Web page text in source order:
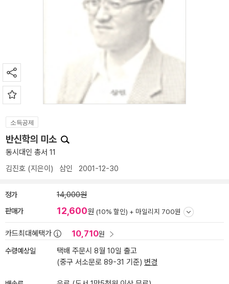
소득공제
반신학의 미소
동시대인 총서 11
김진호 (지은이) 삼인 2001-12-30
정가 14,000원
판매가 12,600원 (10% 할인) + 마일리지 700원
카드최대혜택가 10,710원
수령예상일
택배 주문시 8월 10일 출고
(중구 서소문로 89-31 기준) 변경